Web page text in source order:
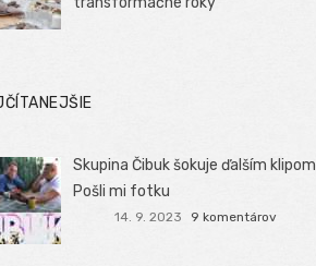
Skupina Čibuk šokuje ďalším klipom
Pošli mi fotku
14. 9. 2023 9 komentárov